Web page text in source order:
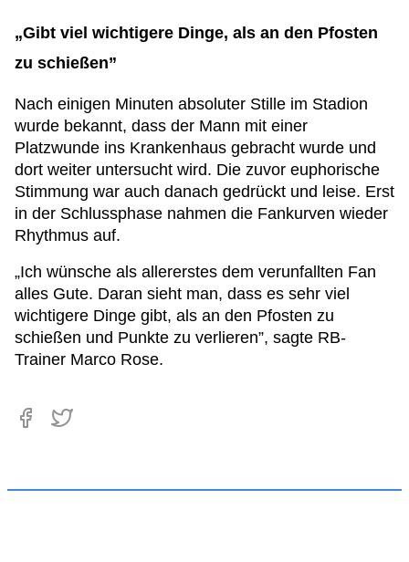
„Gibt viel wichtigere Dinge, als an den Pfosten
zu schießen”
Nach einigen Minuten absoluter Stille im Stadion
wurde bekannt, dass der Mann mit einer
Platzwunde ins Krankenhaus gebracht wurde und
dort weiter untersucht wird. Die zuvor euphorische
Stimmung war auch danach gedrückt und leise. Erst
in der Schlussphase nahmen die Fankurven wieder
Rhythmus auf.
„Ich wünsche als allererstes dem verunfallten Fan
alles Gute. Daran sieht man, dass es sehr viel
wichtigere Dinge gibt, als an den Pfosten zu
schießen und Punkte zu verlieren”, sagte RB-
Trainer Marco Rose.